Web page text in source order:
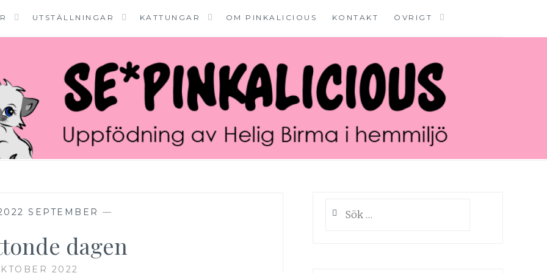
UTSTÄLLNINGAR KATTUNGAR OM PINKALICIOUS KONTAKT ÖVRIGT
SEPTEMBER —
dagen
2022
efter: